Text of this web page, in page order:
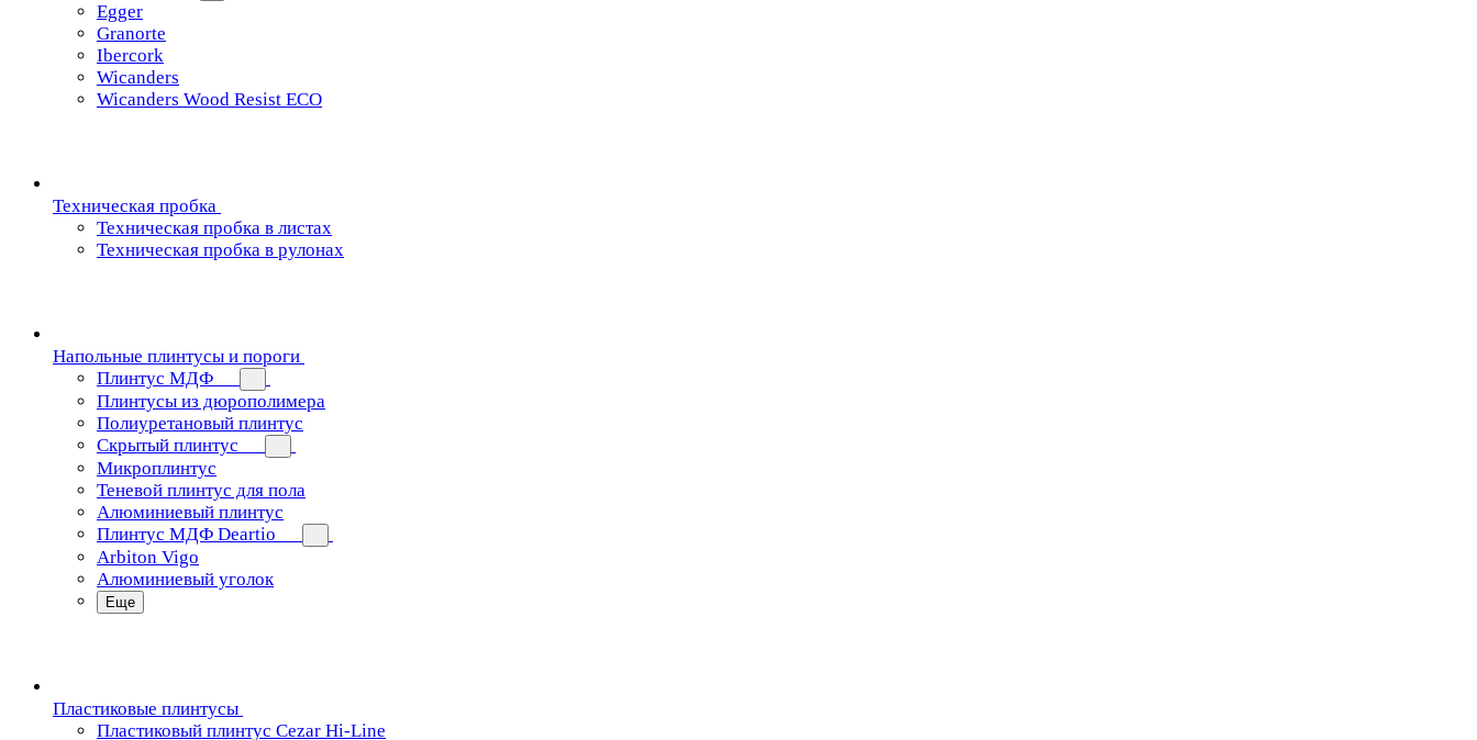
Egger
Granorte
Ibercork
Wicanders
Wicanders Wood Resist ECO
Техническая пробка
Техническая пробка в листах
Техническая пробка в рулонах
Напольные плинтусы и пороги
Плинтус МДФ
Плинтусы из дюрополимера
Полиуретановый плинтус
Скрытый плинтус
Микроплинтус
Теневой плинтус для пола
Алюминиевый плинтус
Плинтус МДФ Deartio
Arbiton Vigo
Алюминиевый уголок
Еще
Пластиковые плинтусы
Пластиковый плинтус Cezar Hi-Line